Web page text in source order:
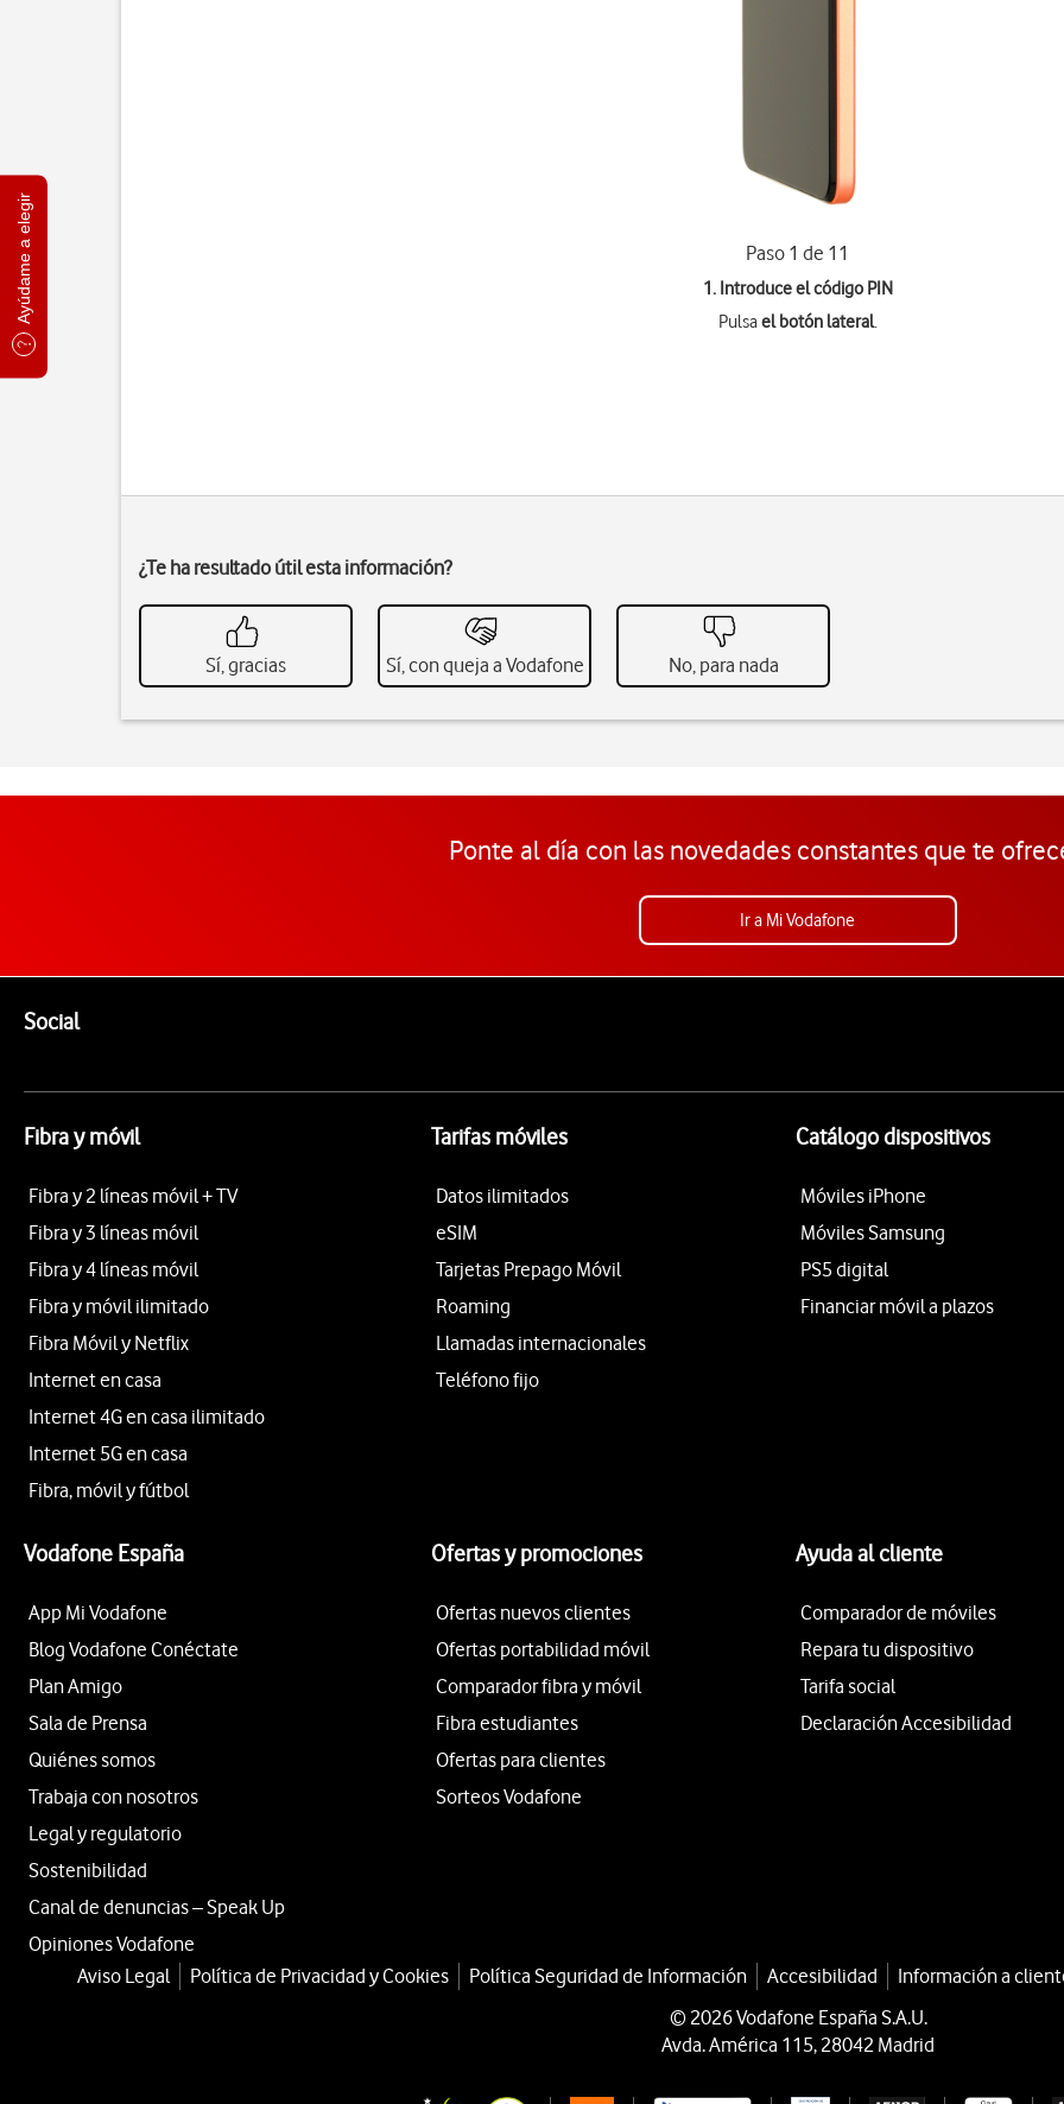
Ayúdame a elegir Paso 1 de 11
1. Introduce el código PIN
Pulsael botón lateral.
¿Te ha resultado útil esta información?
Sí, gracias Sí, con queja a Vodafone No, para nada
Ponte al día con las novedades constantes que te
Ir a Mi Vodafone
SocialEnlaces a las redes sociales de Vodafone
Fibra y móvil
Fibra y 2 líneas móvil + TV
Fibra y 3 líneas móvil
Fibra y 4 líneas móvil
Fibra y móvil ilimitado
Fibra Móvil y Netflix
Internet en casa
Internet 4G en casa ilimitado
Internet 5G en casa
Fibra, móvil y fútbol
Tarifas móviles
Datos ilimitados
eSIM
Tarjetas Prepago Móvil
Roaming
Llamadas internacionales
Teléfono fijo
Catálogo dispositivos
Móviles iPhone
Móviles Samsung
PS5 digital
Financiar móvil a plazos
Vodafone España
App Mi Vodafone
Blog Vodafone Conéctate
Plan Amigo
Sala de Prensa
Quiénes somos
Trabaja con nosotros
Legal y regulatorio
Sostenibilidad
Canal de denuncias – Speak Up
Opiniones Vodafone
Ofertas y promociones
Ofertas nuevos clientes
Ofertas portabilidad móvil
Comparador fibra y móvil
Fibra estudiantes
Ofertas para clientes
Sorteos Vodafone
Ayuda al cliente
Comparador de móviles
Repara tu dispositivo
Tarifa social
Declaración Accesibilidad
Aviso Legal Política de Privacidad y Cookies Política Seguridad de Información Accesibilidad Información a
© 2026 Vodafone España S.A.U.
Avda. América 115, 28042 Madrid